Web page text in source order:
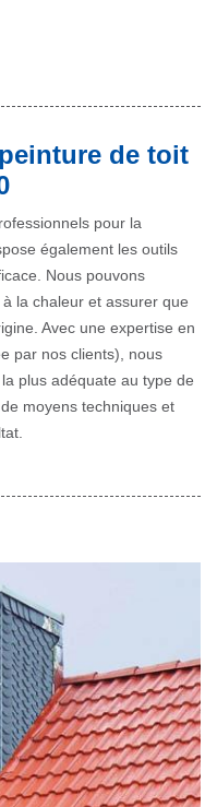
de toit
pour la
également les outils
Nous pouvons
la chaleur et assurer que
Avec une expertise en
par nos clients), nous
plus adéquate au type de
moyens techniques et